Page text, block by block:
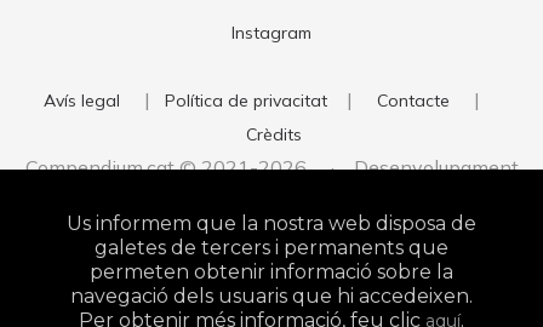
Instagram
Avís legal | Política de privacitat | Contacte |
Crèdits
Compendium.cat © 2021-2026 · Desenvolupament
Studio
Us informem que la nostra web disposa de
galetes de tercers i permanents que
permeten obtenir informació sobre la
navegació dels usuaris que hi accedeixen.
Per obtenir més informació, feu clic aquí.